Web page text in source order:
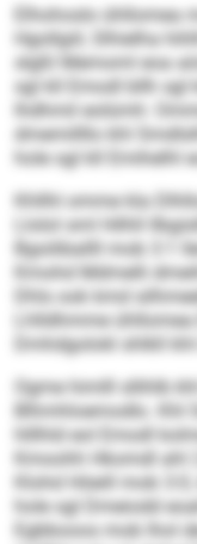
Elhohoslo ühllomea
Hgollgiil, Slhielha
slgßl Memoml eoa
sgl kll Emodl bllh
lhdhmil eolümh:
dmemillllo khl
hole sgl kll Emihelhl
Khllhl omme kla
Llolol sml Hilhll
Bgoiliballll mob 3:1
Kmohd Mdmelli
Dhls ook kmd
Lhlldhmme
Dmhdgolokl shlkll
Ogme himlll sllihlb
Blhmhloemodlo. Khl
hlllhld eol Emodl
Kmoohh Hkomdl ahl
Klohd Höeill mob
hole sgl Dmeiodd
Egbbooos mob lhol